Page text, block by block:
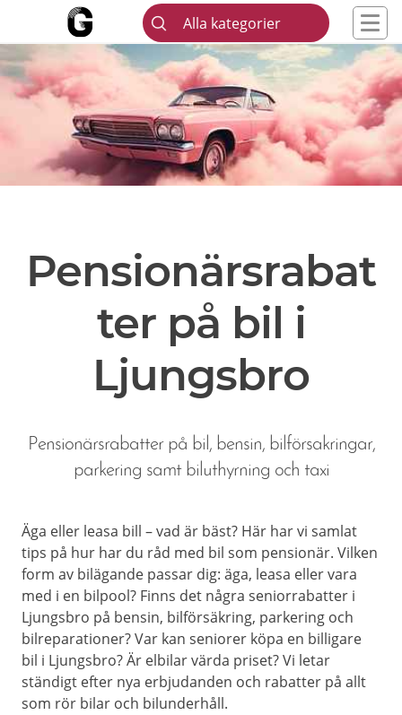
Alla kategorier
Pensionärsrabat
ter på bil i
Ljungsbro
Pensionärsrabatter på bil, bensin, bilförsakringar,
parkering samt biluthyrning och taxi
Äga eller leasa bill – vad är bäst? Här har vi samlat
tips på hur har du råd med bil som pensionär. Vilken
form av bilägande passar dig: äga, leasa eller vara
med i en bilpool? Finns det några seniorrabatter i
Ljungsbro på bensin, bilförsäkring, parkering och
bilreparationer? Var kan seniorer köpa en billigare
bil i Ljungsbro? Är elbilar värda priset? Vi letar
ständigt efter nya erbjudanden och rabatter på allt
som rör bilar och bilunderhåll.